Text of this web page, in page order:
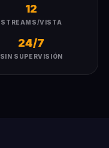
12
STREAMS/VISTA
24/7
SIN SUPERVISIÓN